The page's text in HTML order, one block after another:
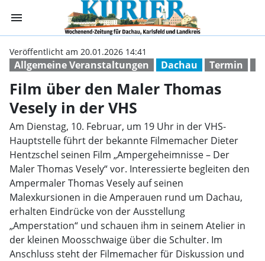
menu Film über den
Allgemeine Veranstaltungen Dachau Termin
Veröffentlicht am 20.01.2026 14:41
Film über den Maler Thomas
Vesely in der VHS
Am Dienstag, 10. Februar, um 19 Uhr in der VHS-
Hauptstelle führt der bekannte Filmemacher Dieter
Hentzschel seinen Film „Ampergeheimnisse – Der
Maler Thomas Vesely“ vor. Interessierte begleiten den
Ampermaler Thomas Vesely auf seinen
Malexkursionen in die Amperauen rund um Dachau,
erhalten Eindrücke von der Ausstellung
„Amperstation“ und schauen ihm in seinem Atelier in
der kleinen Moosschwaige über die Schulter. Im
Anschluss steht der Filmemacher für Diskussion und